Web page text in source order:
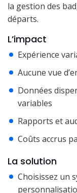
la gestion des
départs.
L’impact
Expérience
Aucune vue
Données
variables
Rapports et
Coûts accrus
La solution
Choisissez un